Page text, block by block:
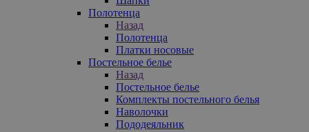
Полотенца
Назад
Полотенца
Платки носовые
Постельное белье
Назад
Постельное белье
Комплекты постельного белья
Наволочки
Пододеяльник